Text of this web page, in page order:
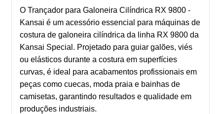
O Trançador para Galoneira Cilíndrica RX 9800 -
Kansai é um acessório essencial para máquinas de
costura de galoneira cilíndrica da linha RX 9800 da
Kansai Special. Projetado para guiar galões, viés
ou elásticos durante a costura em superfícies
curvas, é ideal para acabamentos profissionais em
peças como cuecas, moda praia e bainhas de
camisetas, garantindo resultados e qualidade em
produções industriais.